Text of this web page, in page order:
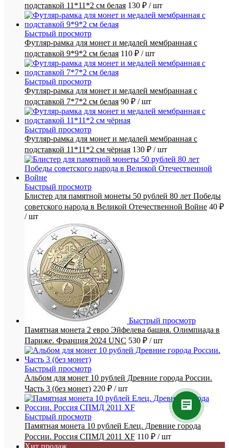
подставкой 11*11*2 см белая 130 ₽ / шт
Быстрый просмотр
Футляр-рамка для монет и медалей мембранная с
подставкой 9*9*2 см белая 110 ₽ / шт
Быстрый просмотр
Футляр-рамка для монет и медалей мембранная с
подставкой 7*7*2 см белая 90 ₽ / шт
Быстрый просмотр
Футляр-рамка для монет и медалей мембранная с
подставкой 11*11*2 см чёрная 130 ₽ / шт
Быстрый просмотр
Блистер для памятной монеты 50 рублей 80 лет Победы
советского народа в Великой Отечественной Войне 40 ₽
/ шт
Быстрый просмотр
Памятная монета 2 евро Эйфелева башня. Олимпиада в
Париже. Франция 2024 UNC 530 ₽ / шт
Быстрый просмотр
Альбом для монет 10 рублей Древние города России.
Часть 3 (без монет) 220 ₽ / шт
Быстрый просмотр
Памятная монета 10 рублей Елец. Древние города
России. Россия СПМД 2011 XF 110 ₽ / шт